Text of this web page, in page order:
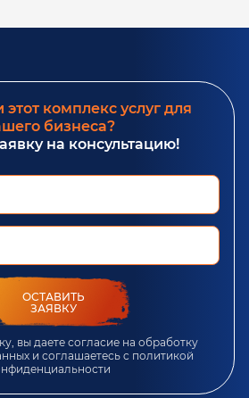
комплекс услуг для
бизнеса?
на консультацию!
ОСТАВИТЬ
ЗАЯВКУ
вы даете согласие на обработку
и соглашаетесь c политикой